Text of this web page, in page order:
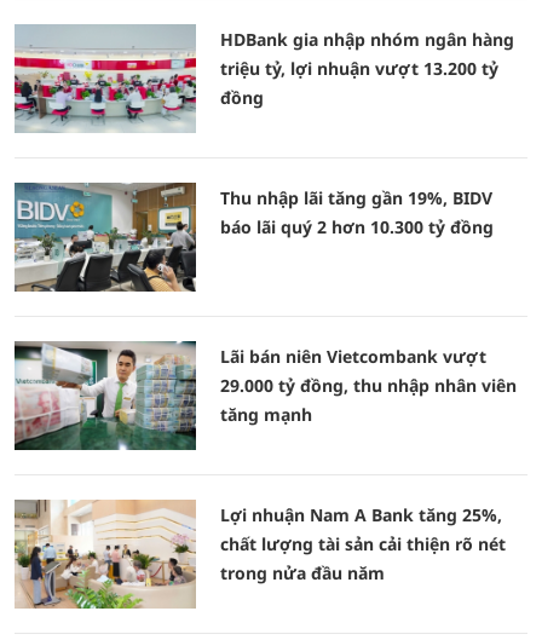
HDBank gia nhập nhóm ngân hàng
triệu tỷ, lợi nhuận vượt 13.200 tỷ
đồng
Thu nhập lãi tăng gần 19%, BIDV
báo lãi quý 2 hơn 10.300 tỷ đồng
Lãi bán niên Vietcombank vượt
29.000 tỷ đồng, thu nhập nhân viên
tăng mạnh
Lợi nhuận Nam A Bank tăng 25%,
chất lượng tài sản cải thiện rõ nét
trong nửa đầu năm